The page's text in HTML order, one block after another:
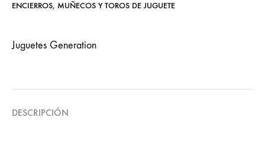
Juguetes Generation
ENCIERROS, MUÑECOS Y TOROS DE JUGUETE
DESCRIPCIÓN